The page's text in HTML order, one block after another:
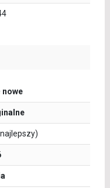
nowe